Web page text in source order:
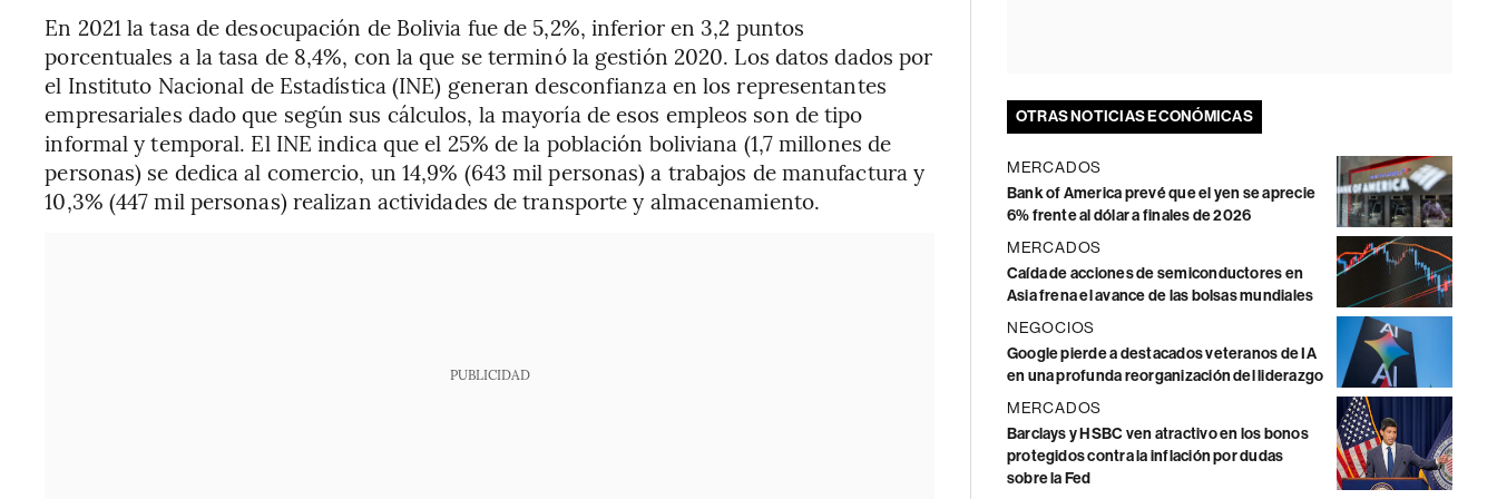
En 2021 la tasa de desocupación de Bolivia fue de 5,2%, inferior en 3,2 puntos
porcentuales a la tasa de 8,4%, con la que se terminó la gestión 2020. Los datos dados por
el Instituto Nacional de Estadística (INE) generan desconfianza en los representantes
empresariales dado que según sus cálculos, la mayoría de esos empleos son de tipo
informal y temporal. El INE indica que el 25% de la población boliviana (1,7 millones de
personas) se dedica al comercio, un 14,9% (643 mil personas) a trabajos de manufactura y
10,3% (447 mil personas) realizan actividades de transporte y almacenamiento.
PUBLICIDAD
OTRAS NOTICIAS ECONÓMICAS
MERCADOS
Bank of America prevé que el yen se aprecie
6% frente al dólar a finales de 2026
MERCADOS
Caída de acciones de semiconductores en
Asia frena el avance de las bolsas mundiales
NEGOCIOS
Google pierde a destacados veteranos de IA
en una profunda reorganización del liderazgo
MERCADOS
Barclays y HSBC ven atractivo en los bonos
protegidos contra la inflación por dudas
sobre la Fed